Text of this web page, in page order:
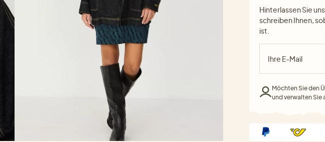
Hinterlassen Sie
schreiben Ihnen,
ist.
Möchten Sie den
und verwalten Sie